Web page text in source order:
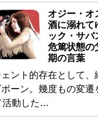
オジー・オ
酒に溺れて
ック・サバ
危篤状態の
期の言葉
ント的存在として、
ーン。幾度もの変遷
活動した…